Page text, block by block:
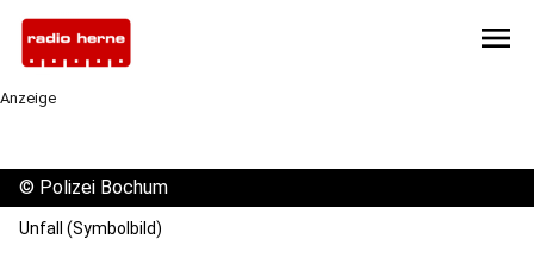
menu
Anzeige
© Polizei Bochum
Unfall (Symbolbild)